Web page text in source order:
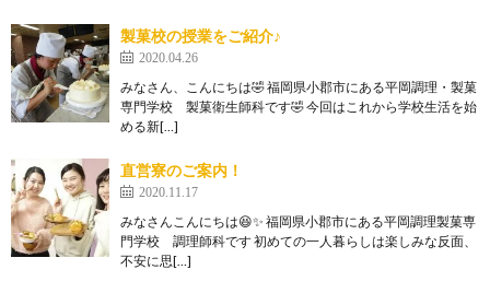
製菓校の授業をご紹介♪
2020.04.26
みなさん、こんにちは🤣 福岡県小郡市にある平岡調理・製菓
専門学校 製菓衛生師科です🤣 今回はこれから学校生活を始
める新[…]
直営寮のご案内！
2020.11.17
みなさんこんにちは😆✨ 福岡県小郡市にある平岡調理製菓専
門学校 調理師科です 初めての一人暮らしは楽しみな反面、
不安に思[…]